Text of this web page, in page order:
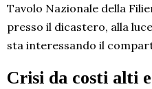
Tavolo Nazionale della
presso il dicastero, alla
sta interessando il
Crisi da costi alti